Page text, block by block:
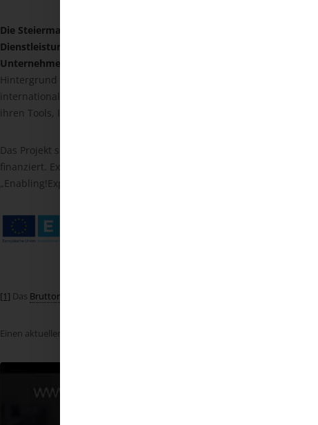
Die Steiermark exportiert im Jahr durchschnittlich Waren im
Dienstleistungen im Wert von etwa 4 Mrd. Euro aus. Aufgrund
Unternehmen“ in der Steiermark auch als eine der fünf
Hintergrund zielt dieses EU-Projekt darauf ab, kleine und mittlere
internationales Wachstum zu qualifizieren und hierbei
ihren Tools, Inhalten, Videos und ihrem Serviceangebot das
Das Projekt selbst wird zur Gänze aus Fördermitteln des
finanziert. Export Know How wurde durch das ICS konzeptioniert,
„Enabling!Export“ eingereicht. Nähere Informationen zu EU-
[1] Das Bruttoregionalprodukt
Einen aktuellen Überblick zur Statistik der einzelnen österreichischen